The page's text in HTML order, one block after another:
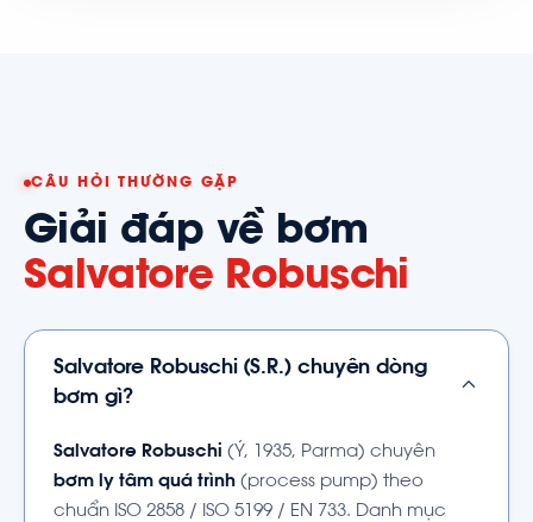
CÂU HỎI THƯỜNG GẶP
Giải đáp về bơm
Salvatore Robuschi
Salvatore Robuschi (S.R.) chuyên dòng
bơm gì?
Salvatore Robuschi (Ý, 1935, Parma) chuyên
bơm ly tâm quá trình (process pump) theo
chuẩn ISO 2858 / ISO 5199 / EN 733. Danh mục